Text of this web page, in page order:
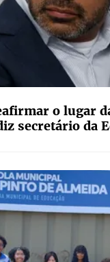
o lugar
secretário da